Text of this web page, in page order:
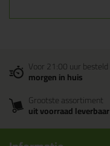
Voor 21:00 uur besteld
morgen in huis
Grootste assortiment
uit voorraad leverbaar